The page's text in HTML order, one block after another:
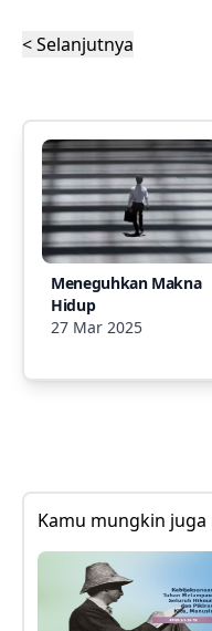
< Selanjutnya
Meneguhkan Makna
Hidup
27 Mar 2025
Kamu mungkin juga